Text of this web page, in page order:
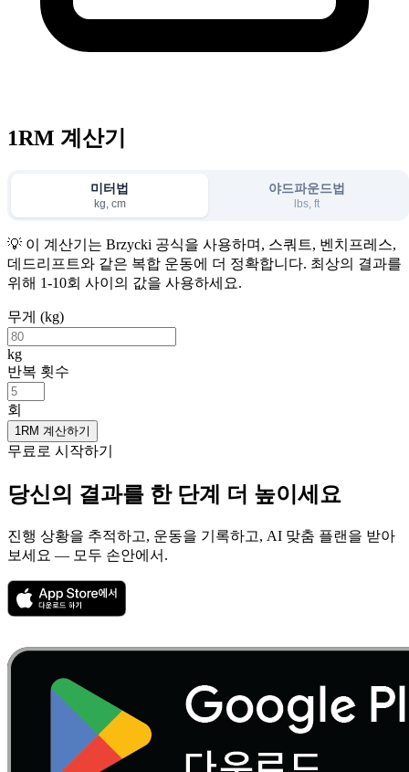
1RM 계산기
미터법
kg, cm
야드파운드법
lbs, ft
💡 이 계산기는 Brzycki 공식을 사용하며, 스쿼트, 벤치프레스,
데드리프트와 같은 복합 운동에 더 정확합니다. 최상의 결과를
위해 1-10회 사이의 값을 사용하세요.
무게 (kg)
kg
반복 횟수
회
1RM 계산하기
무료로 시작하기
당신의 결과를 한 단계 더 높이세요
진행 상황을 추적하고, 운동을 기록하고, AI 맞춤 플랜을 받아
보세요 — 모두 손안에서.